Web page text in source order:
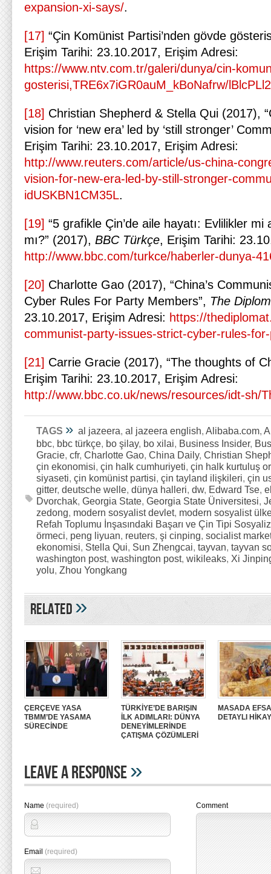
expansion-xi-says/.
[17] “Çin Komünist Partisi’nden gövde
Erişim Tarihi: 23.10.2017, Erişim Adresi:
https://www.ntv.com.tr/galeri/dunya/cin-
gosterisi,TRE6x7iGR0auM_kBoNafrw/
[18] Christian Shepherd & Stella Qui (2017),
vision for ‘new era’ led by ‘still stronger’
Erişim Tarihi: 23.10.2017, Erişim Adresi:
http://www.reuters.com/article/us-china-
vision-for-new-era-led-by-still-stronger-
idUSKBN1CM35L.
[19] “5 grafikle Çin’de aile hayatı: Evlilikler mi
mı?” (2017), BBC Türkçe, Erişim Tarihi:
http://www.bbc.com/turkce/haberler-dunya-
[20] Charlotte Gao (2017), “China’s
Cyber Rules For Party Members”, The
23.10.2017, Erişim Adresi: https://
communist-party-issues-strict-cyber-rules-
[21] Carrie Gracie (2017), “The thoughts of
Erişim Tarihi: 23.10.2017, Erişim Adresi:
http://www.bbc.co.uk/news/resources/idt-sh/
TAGS » al jazeera, al jazeera english, Alibaba.com,
bbc, bbc türkçe, bo şilay, bo xilai, Business Insider,
Gracie, cfr, Charlotte Gao, China Daily, Christian
çin ekonomisi, çin halk cumhuriyeti, çin halk kurtuluş
siyaseti, çin komünist partisi, çin tayland ilişkileri, çin
gitter, deutsche welle, dünya halleri, dw, Edward Tse,
Dvorchak, Georgia State, Georgia State Üniversitesi,
zedong, modern sosyalist devlet, modern sosyalist
Refah Toplumu İnşasındaki Başarı ve Çin Tipi
örmeci, peng liyuan, reuters, şi cinping, socialist
ekonomisi, Stella Qui, Sun Zhengcai, tayvan, tayvan
washington post, washington post, wikileaks, Xi
yolu, Zhou Yongkang
Related»
ÇERÇEVE YASA
TBMM’DE YASAMA
SÜRECİNDE
TÜRKİYE’DE BARIŞIN
İLK ADIMLARI: DÜNYA
DENEYİMLERİNDE
ÇATIŞMA ÇÖZÜMLERİ
MASADA
DETAYLI
Leave A Response»
Name (required)
Email (required)
Comment